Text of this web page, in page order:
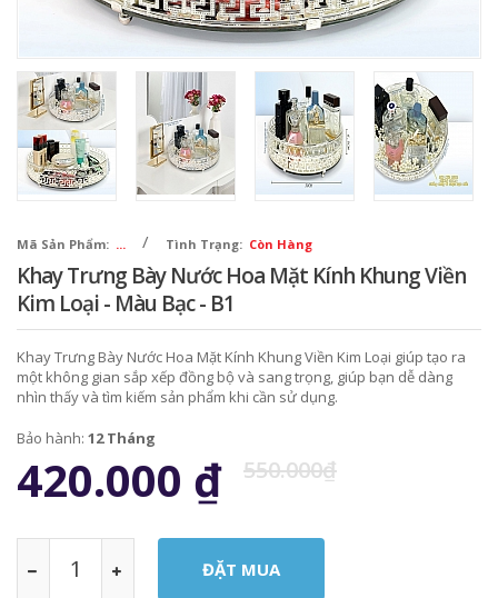
Mã Sản Phẩm: ... / Tình Trạng: Còn Hàng
Khay Trưng Bày Nước Hoa Mặt Kính Khung Viền
Kim Loại - Màu Bạc - B1
Khay Trưng Bày Nước Hoa Mặt Kính Khung Viền Kim Loại giúp tạo ra
một không gian sắp xếp đồng bộ và sang trọng, giúp bạn dễ dàng
nhìn thấy và tìm kiếm sản phẩm khi cần sử dụng.
Bảo hành: 12 Tháng
420.000 ₫ 550.000₫